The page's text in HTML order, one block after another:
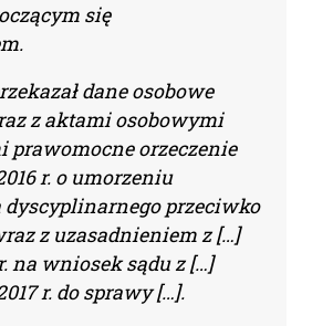
field empty.
360
Plus 360 dni
się
dane osobowe
z aktami osobowymi
prawomocne orzeczenie
r. o umorzeniu
dyscyplinarnego przeciwko
z uzasadnieniem z […]
na wniosek sądu z […]
r. do sprawy […].